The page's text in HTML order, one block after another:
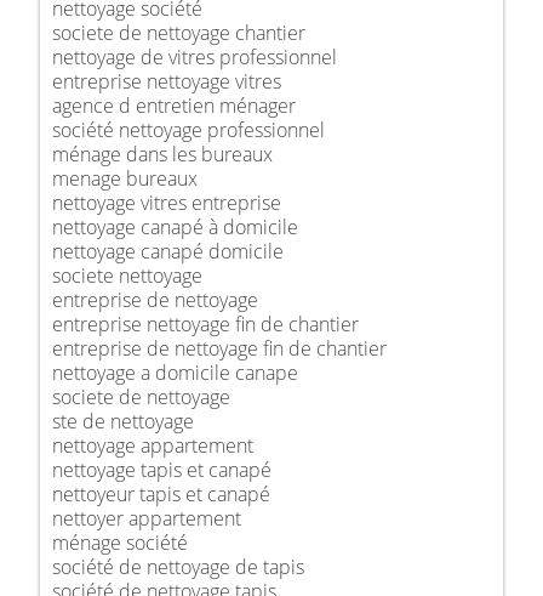
nettoyage société
societe de nettoyage chantier
nettoyage de vitres professionnel
entreprise nettoyage vitres
agence d entretien ménager
société nettoyage professionnel
ménage dans les bureaux
menage bureaux
nettoyage vitres entreprise
nettoyage canapé à domicile
nettoyage canapé domicile
societe nettoyage
entreprise de nettoyage
entreprise nettoyage fin de chantier
entreprise de nettoyage fin de chantier
nettoyage a domicile canape
societe de nettoyage
ste de nettoyage
nettoyage appartement
nettoyage tapis et canapé
nettoyeur tapis et canapé
nettoyer appartement
ménage société
société de nettoyage de tapis
société de nettoyage tapis